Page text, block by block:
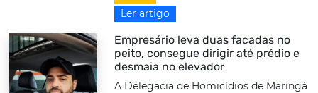
Ler artigo
Empresário leva duas facadas no
peito, consegue dirigir até prédio e
desmaia no elevador
A Delegacia de Homicídios de Maringá